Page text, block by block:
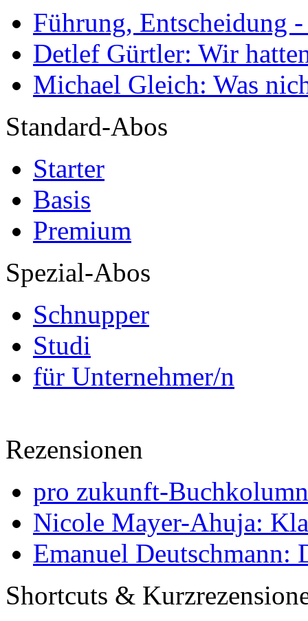
Führung, Entscheidung
Detlef Gürtler: Wir
Michael Gleich: Was
Standard-Abos
Starter
Basis
Premium
Spezial-Abos
Schnupper
Studi
für Unternehmer/n
Rezensionen
pro zukunft-
Nicole Mayer-Ahuja:
Emanuel Deutschmann:
Shortcuts &